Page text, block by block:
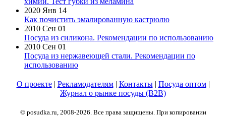
2020 Янв 14
Как почистить эмалированную кастрюлю
2010 Сен 01
Посуда из силикона. Рекомендации по использованию
2010 Сен 01
Посуда из нержавеющей стали. Рекомендации по
использованию
О проекте| Рекламодателям| Контакты| Посуда оптом|
Журнал о рынке посуды (B2B)
© posudka.ru, 2008-2026. Все права защищены. При копировании